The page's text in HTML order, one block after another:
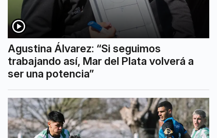
Agustina Álvarez: “Si seguimos
trabajando así, Mar del Plata volverá a
ser una potencia”